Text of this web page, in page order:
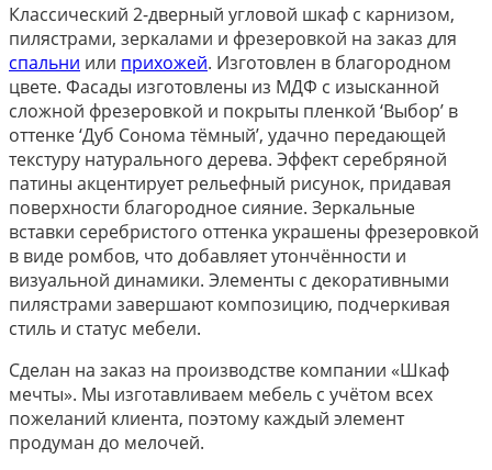
Классический 2-дверный угловой шкаф с карнизом,
пилястрами, зеркалами и фрезеровкой на заказ для
спальни или прихожей. Изготовлен в благородном
цвете. Фасады изготовлены из МДФ с изысканной
сложной фрезеровкой и покрыты пленкой ‘Выбор’ в
оттенке ‘Дуб Сонома тёмный’, удачно передающей
текстуру натурального дерева. Эффект серебряной
патины акцентирует рельефный рисунок, придавая
поверхности благородное сияние. Зеркальные
вставки серебристого оттенка украшены фрезеровкой
в виде ромбов, что добавляет утончённости и
визуальной динамики. Элементы с декоративными
пилястрами завершают композицию, подчеркивая
стиль и статус мебели.
Сделан на заказ на производстве компании «Шкаф
мечты». Мы изготавливаем мебель с учётом всех
пожеланий клиента, поэтому каждый элемент
продуман до мелочей.